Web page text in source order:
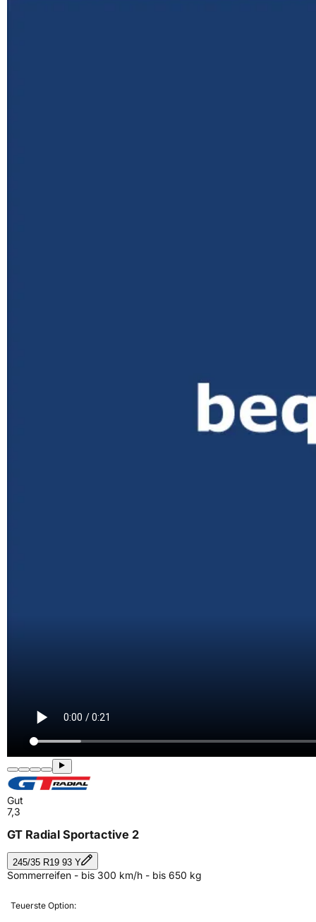
Gut
7,3
GT Radial Sportactive 2
245/35 R19 93 Y
Sommerreifen - bis 300 km/h - bis 650 kg
Teuerste Option: